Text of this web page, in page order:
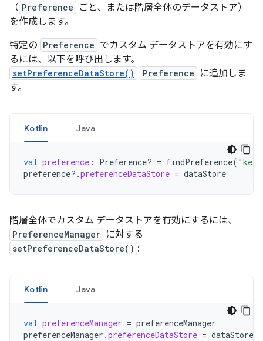
（ Preference
ごと、または階層全体のデータストア）
を作成します。
特定の Preference でカスタム データストアを有効にす
るには、以下を呼び出します。
setPreferenceDataStore() Preference
に追加しま
す。
Kotlin Java
val preference : Preference? = findPreference( "key"
preference?.preferenceDataStore = dataStore
階層全体でカスタム データストアを有効にするには、
PreferenceManager に対する
setPreferenceDataStore() :
Kotlin Java
val preferenceManager = preferenceManager
preferenceManager .preferenceDataStore = dataStore